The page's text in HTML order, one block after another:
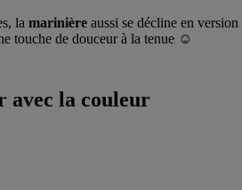
la marinière aussi se décline en
touche de douceur à la tenue ☺
avec la couleur